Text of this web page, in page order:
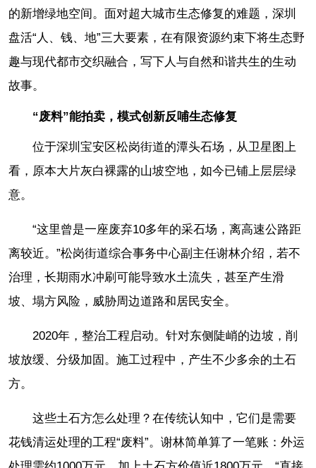
的新增绿地空间。面对超大城市生态修复的难题，深圳
盘活“人、钱、地”三大要素，在有限资源约束下将生态野
趣与现代都市交织融合，写下人与自然和谐共生的生动
故事。
“废料”能拍卖，模式创新反哺生态修复
位于深圳宝安区松岗街道的潭头石场，从卫星图上
看，原本大片灰白裸露的山坡空地，如今已铺上层层绿
意。
“这里曾是一座废弃10多年的采石场，离高速公路距
离较近。”松岗街道综合事务中心副主任谢林介绍，若不
治理，长期雨水冲刷可能导致水土流失，甚至产生滑
坡、塌方风险，威胁周边道路和居民安全。
2020年，整治工程启动。针对东侧陡峭的边坡，削
坡放缓、分级加固。施工过程中，产生不少多余的土石
方。
这些土石方怎么处理？在传统认知中，它们是需要
花钱清运处理的工程“废料”。谢林简单算了一笔账：外运